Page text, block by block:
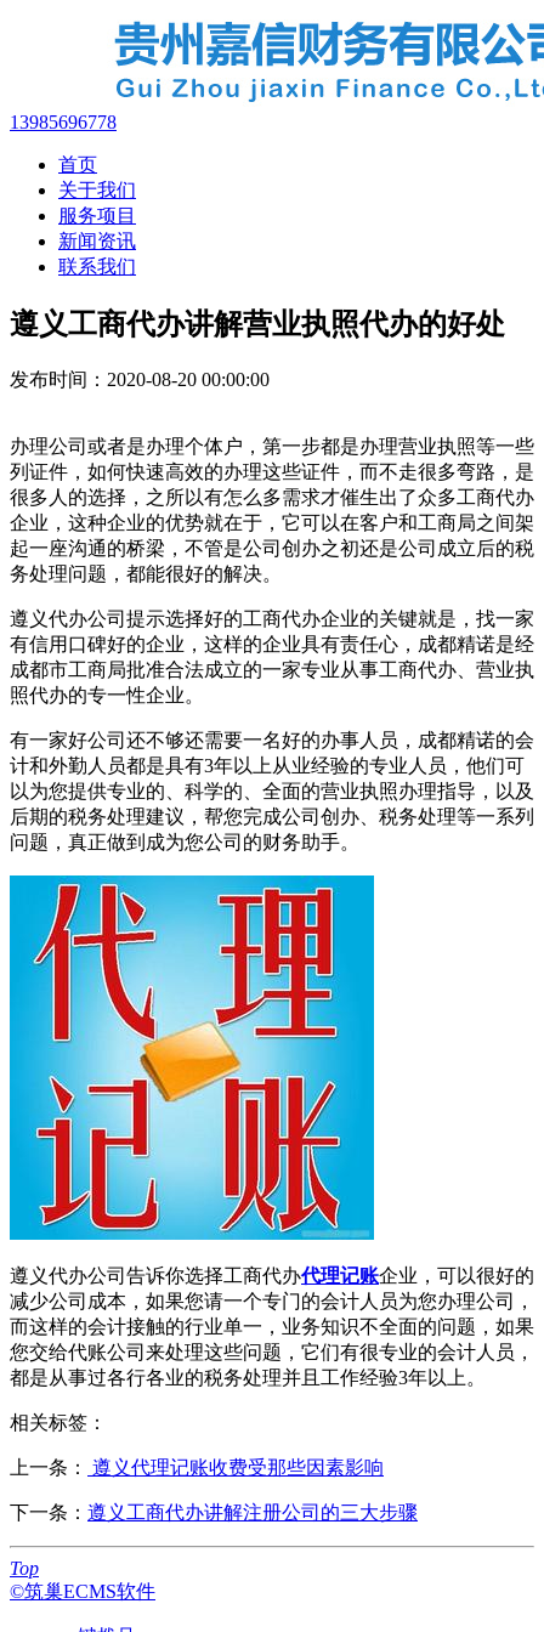
13985696778
首页
关于我们
服务项目
新闻资讯
联系我们
遵义工商代办讲解营业执照代办的好处
发布时间：2020-08-20 00:00:00
办理公司或者是办理个体户，第一步都是办理营业执照等一些
列证件，如何快速高效的办理这些证件，而不走很多弯路，是
很多人的选择，之所以有怎么多需求才催生出了众多工商代办
企业，这种企业的优势就在于，它可以在客户和工商局之间架
起一座沟通的桥梁，不管是公司创办之初还是公司成立后的税
务处理问题，都能很好的解决。
遵义代办公司提示选择好的工商代办企业的关键就是，找一家
有信用口碑好的企业，这样的企业具有责任心，成都精诺是经
成都市工商局批准合法成立的一家专业从事工商代办、营业执
照代办的专一性企业。
有一家好公司还不够还需要一名好的办事人员，成都精诺的会
计和外勤人员都是具有3年以上从业经验的专业人员，他们可
以为您提供专业的、科学的、全面的营业执照办理指导，以及
后期的税务处理建议，帮您完成公司创办、税务处理等一系列
问题，真正做到成为您公司的财务助手。
遵义代办公司告诉你选择工商代办代理记账企业，可以很好的
减少公司成本，如果您请一个专门的会计人员为您办理公司，
而这样的会计接触的行业单一，业务知识不全面的问题，如果
您交给代账公司来处理这些问题，它们有很专业的会计人员，
都是从事过各行各业的税务处理并且工作经验3年以上。
相关标签：
上一条： 遵义代理记账收费受那些因素影响
下一条： 遵义工商代办讲解注册公司的三大步骤
Top
©筑巢ECMS软件